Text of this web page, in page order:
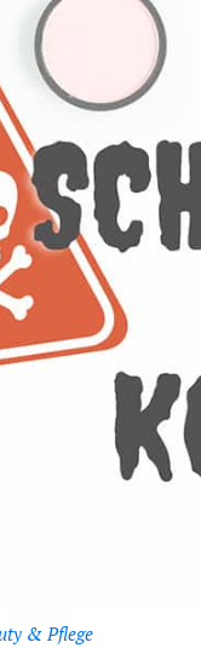
& Pflege